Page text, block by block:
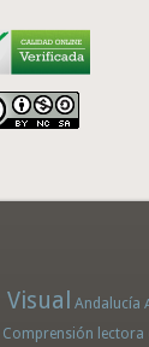
Andalucía
Comprensión lectora